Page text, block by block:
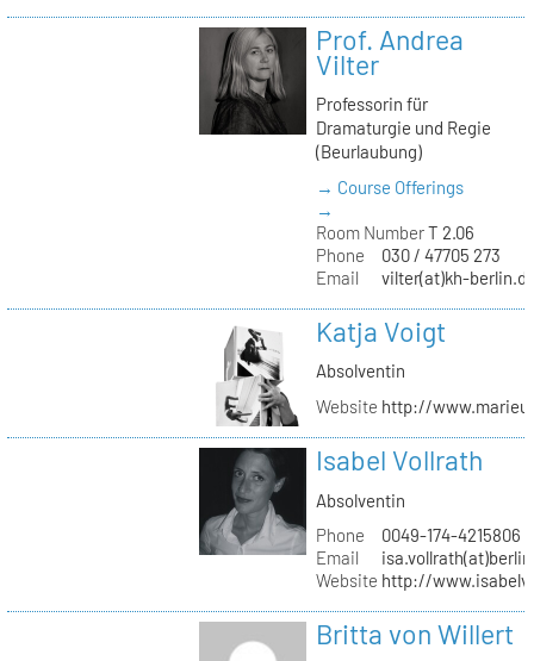
Prof. Andrea
Vilter
Professorin für
Dramaturgie und Regie
(Beurlaubung)
→ Course Offerings
→
Room NumberT 2.06
Phone
030 / 47705 273
Email
vilter(at)kh-
Katja Voigt
Absolventin
Website http://
Isabel Vollrath
Absolventin
Phone
0049-174-4215806
Email
Website http://
Britta von Willert